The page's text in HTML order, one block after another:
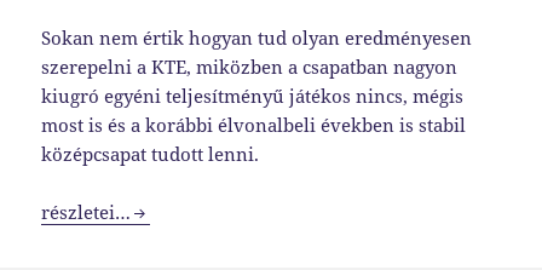
Sokan nem értik hogyan tud olyan eredményesen
szerepelni a KTE, miközben a csapatban nagyon
kiugró egyéni teljesítményű játékos nincs, mégis
most is és a korábbi élvonalbeli években is stabil
középcsapat tudott lenni.
Sokan nem értik, mitől jó a KTE
részletei…